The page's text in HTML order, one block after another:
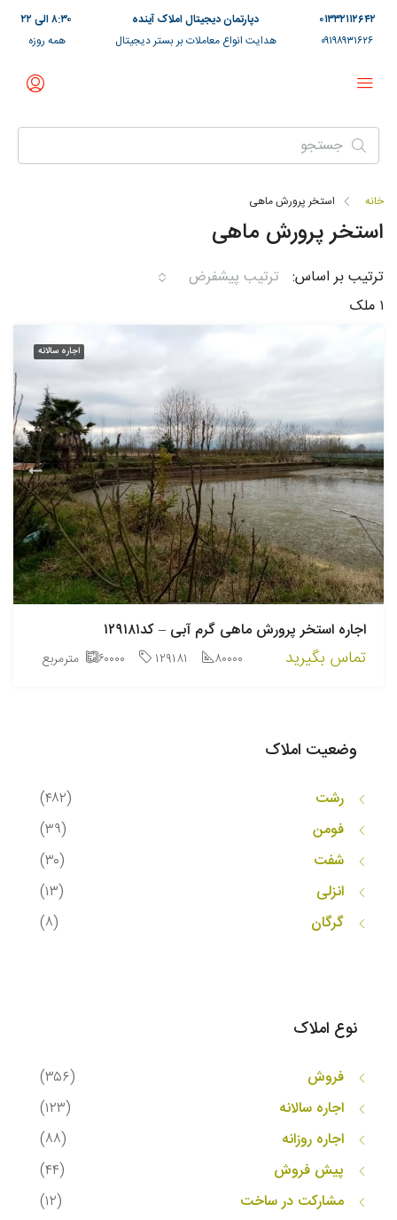
۰۱۳۳۲۱۱۲۶۴۲
۰۹۱۹۸۹۳۱۶۲۶
دپارتمان دیجیتال املاک آینده
هدایت انواع معاملات بر بستر دیجیتال
۸:۳۰ الی ۲۲
همه روزه
خانه استخر پرورش ماهی
استخر پرورش ماهی
۱ ملک
ترتیب بر اساس: ترتیب پیشفرض
اجاره سالانه
اجاره استخر پرورش ماهی گرم آبی – کد۱۲۹۱۸۱
تماس بگیرید ۸۰۰۰۰ ۱۲۹۱۸۱ ۶۰۰۰۰ مترمربع
وضعیت املاک
رشت
(۴۸۲)
فومن
(۳۹)
شفت
(۳۰)
انزلی
(۱۳)
گرگان
(۸)
نوع املاک
فروش
(۳۵۶)
اجاره سالانه
(۱۲۳)
اجاره روزانه
(۸۸)
پیش فروش
(۴۴)
مشارکت در ساخت
(۱۲)